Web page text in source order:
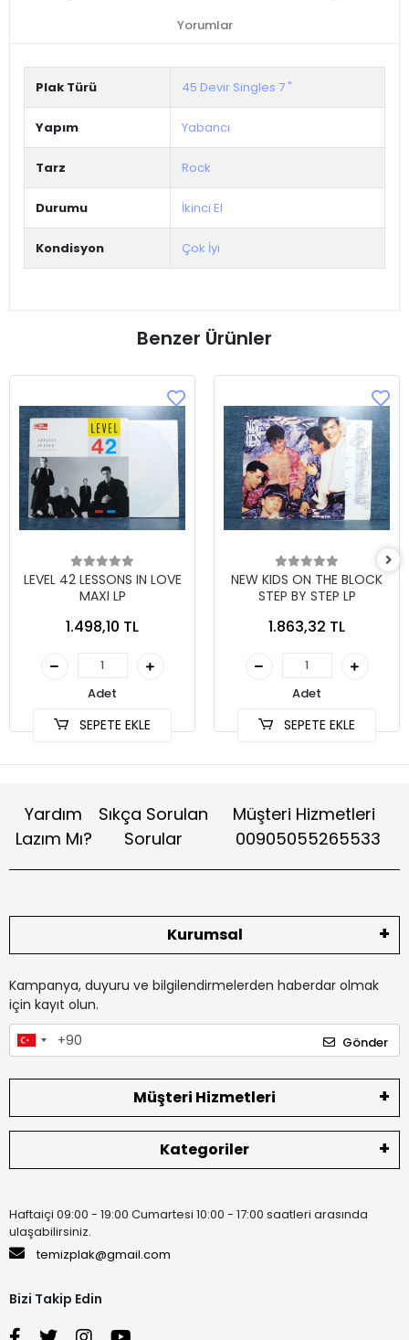
Yorumlar
Plak Türü 45 Devir Singles 7 "
Yapım Yabancı
Tarz Rock
Durumu İkinci El
Kondisyon Çok İyi
Benzer Ürünler
LEVEL 42 LESSONS IN LOVE
MAXI LP
1.498,10 TL
Adet
SEPETE EKLE
NEW KIDS ON THE BLOCK
STEP BY STEP LP
1.863,32 TL
Adet
SEPETE EKLE
Yardım
Lazım Mı?
Sıkça Sorulan
Sorular
Müşteri Hizmetleri
00905055265533
Kurumsal
Kampanya, duyuru ve bilgilendirmelerden haberdar olmak
için kayıt olun.
Gönder
Müşteri Hizmetleri
Kategoriler
Haftaiçi 09:00 - 19:00 Cumartesi 10:00 - 17:00 saatleri arasında
ulaşabilirsiniz.
temizplak@gmail.com
Bizi Takip Edin